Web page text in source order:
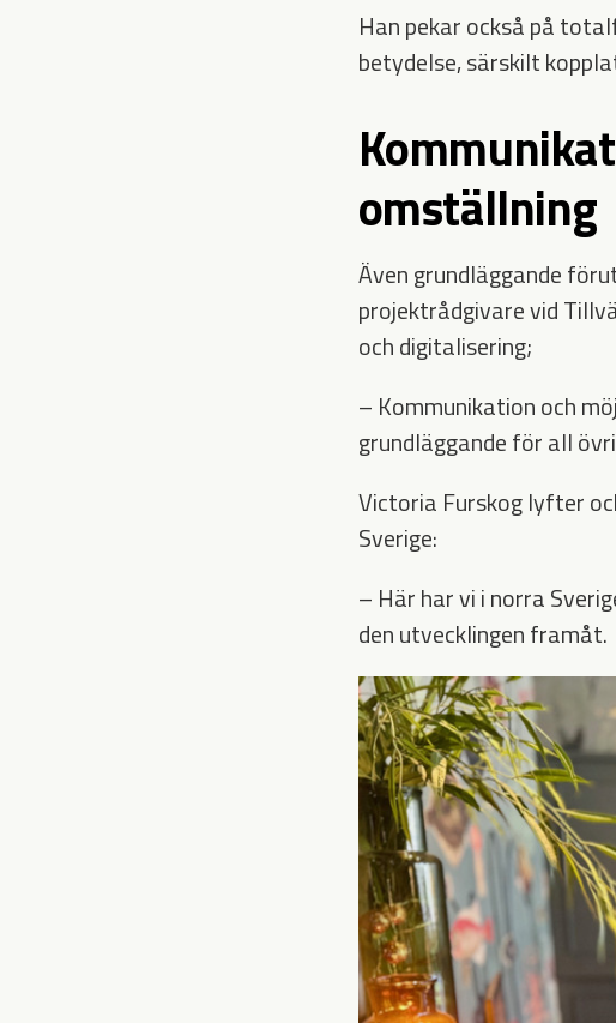
Han pekar också på
betydelse, särskilt
omställning
Även grundläggande
projektrådgivare vid
och digitalisering;
– Kommunikation och
grundläggande för all
Victoria Furskog lyfter
Sverige:
– Här har vi i norra
den utvecklingen framåt.